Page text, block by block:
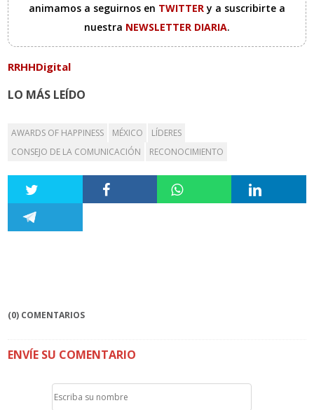
animamos a seguirnos en TWITTERy a suscribirte a
nuestra NEWSLETTER DIARIA.
RRHHDigital
LO MÁS LEÍDO
AWARDS OF HAPPINESS MÉXICO
LÍDERES
CONSEJO DE LA COMUNICACIÓN
RECONOCIMIENTO
(0) COMENTARIOS
ENVÍE SU COMENTARIO